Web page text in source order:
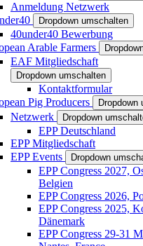
Anmeldung Netzwerk
Dropdown umschalten
40under40 Bewerbung
Arable Farmers
EAF Mitgliedschaft
Dropdown umschalten
Kontaktformular
Pig Producers
Dropdown
Netzwerk Dropdown
EPP Deutschland
EPP Mitgliedschaft
EPP Events
Dropdown
EPP Congress 2027,
Belgien
EPP Congress 2026,
EPP Congress 2025,
Dänemark
EPP Congress 29-31